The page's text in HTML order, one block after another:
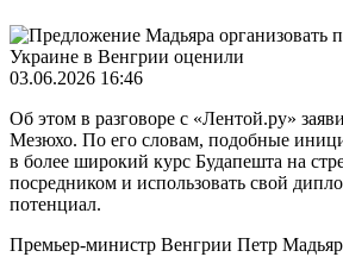
03.06.2026 16:46
Об этом в разговоре с «Лентой.ру»
Мезюхо. По его словам, подобные
в более широкий курс Будапешта на
посредником и использовать свой
потенциал.
Премьер-министр Венгрии Петр